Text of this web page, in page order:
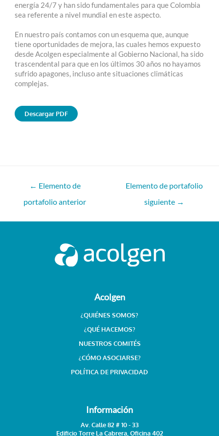
energía 24/7 y han sido fundamentales para que Colombia
sea referente a nivel mundial en este aspecto.
En nuestro país contamos con un esquema que, aunque
tiene oportunidades de mejora, las cuales hemos expuesto
desde Acolgen especialmente al Gobierno Nacional, ha sido
trascendental para que en los últimos 30 años no hayamos
sufrido apagones, incluso ante situaciones climáticas
complejas.
Descargar PDF
← Elemento de
portafolio anterior
Elemento de portafolio
siguiente →
Acolgen
¿QUIÉNES SOMOS?
¿QUÉ HACEMOS?
NUESTROS COMITÉS
¿CÓMO ASOCIARSE?
POLÍTICA DE PRIVACIDAD
Información
Av. Calle 82 # 10 - 33
Edificio Torre La Cabrera, Oficina 402